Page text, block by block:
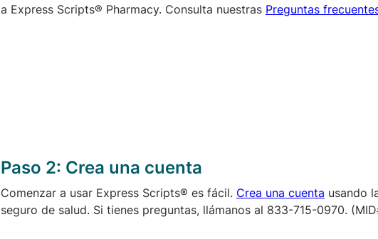
a Express Scripts® Pharmacy. Consulta nuestras Preguntas
Paso 2: Crea una cuenta
Comenzar a usar Express Scripts® es fácil. Crea una cuenta usando
seguro de salud. Si tienes preguntas, llámanos al 833-715-0970.